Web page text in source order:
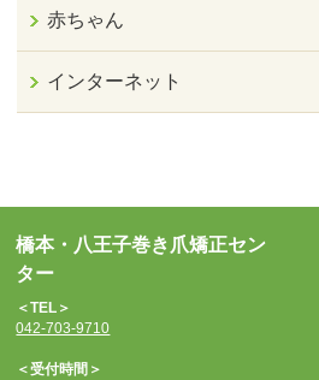
赤ちゃん
インターネット
橋本・八王子巻き爪矯正セン
ター
＜TEL＞
042-703-9710
＜受付時間＞